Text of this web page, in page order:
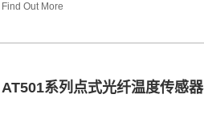
Find Out More
AT501系列点式光纤温度传感器